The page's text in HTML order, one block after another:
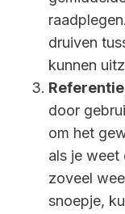
druiven
kunnen
door
om het
als je weet
zoveel
snoepje,